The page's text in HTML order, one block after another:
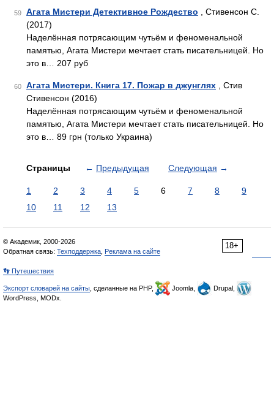
59 Агата Мистери Детективное Рождество , Стивенсон С.
(2017)
Наделённая потрясающим чутьём и феноменальной
памятью, Агата Мистери мечтает стать писательницей. Но
это в… 207 руб
60 Агата Мистери. Книга 17. Пожар в джунглях , Стив
Стивенсон (2016)
Наделённая потрясающим чутьём и феноменальной
памятью, Агата Мистери мечтает стать писательницей. Но
это в… 89 грн (только Украина)
Страницы ← Предыдущая Следующая →
1 2 3 4 5 6 7 8
9
10
11 12 13
18+
© Академик, 2000-2026
Обратная связь: Техподдержка Реклама на сайте
👣 Путешествия
Экспорт словарей на сайты , сделанные на PHP, Joomla,
Drupal,
WordPress, MODx.